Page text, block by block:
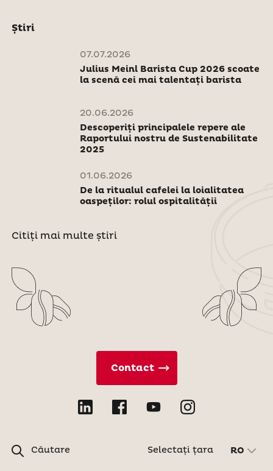
Știri
07.07.2026
Julius Meinl Barista Cup 2026 scoate
la scenă cei mai talentați barista
20.06.2026
Descoperiți principalele repere ale
Raportului nostru de Sustenabilitate
2025
01.06.2026
De la ritualul cafelei la loialitatea
oaspeților: rolul ospitalității
Citiți mai multe știri
Căutare
Contact
Selectați țara RO